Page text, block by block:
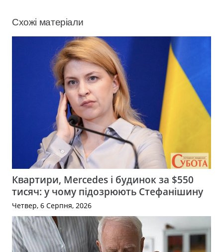
Схожі матеріали
Квартири, Mercedes і будинок за $550
тисяч: у чому підозрюють Стефанішину
Четвер, 6 Серпня, 2026